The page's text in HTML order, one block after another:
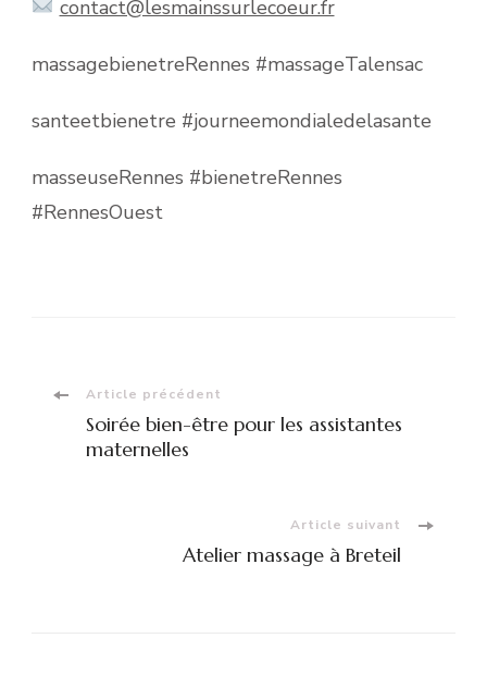
contact@lesmainssurlecoeur.fr
massagebienetreRennes #massageTalensac
santeetbienetre #journeemondialedelasante
masseuseRennes #bienetreRennes
#RennesOuest
Navigation
d'article
Article précédent
Soirée bien-être pour les assistantes
maternelles
Article suivant
Atelier massage à Breteil